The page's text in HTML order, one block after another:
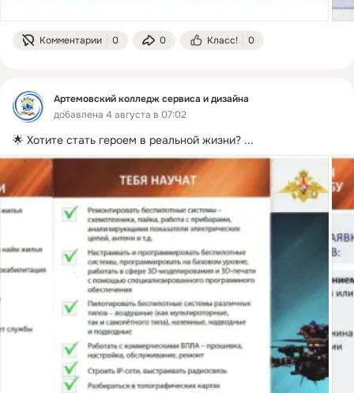
Комментарии 0 0 Класс! 0
Артемовский колледж сервиса и дизайна
добавлена 4 августа в 07:02
🌟 Хотите стать героем в реальной жизни? ...